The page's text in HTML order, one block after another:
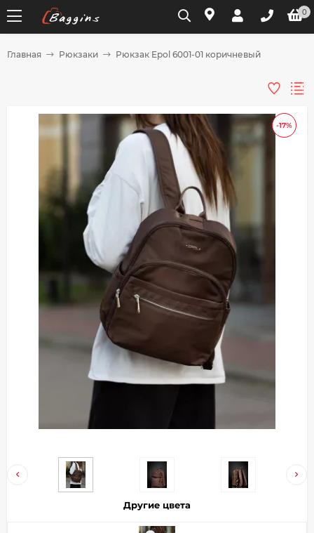
0
Главная Рюкзаки Рюкзак Epol 6001-01 коричневый
-17%
Другие цвета
Разбейте
оплату
на части
без переплат
График платежей
%
Добавляйте товары
в корзину
Оплачивайте сегодня только
% картой любого банка
Получайте товар
выбранный способом
75% будут